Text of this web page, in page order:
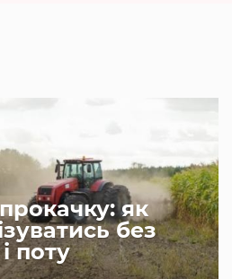
як
без
поту